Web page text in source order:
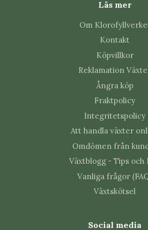
Kontrollera nya blad och
regelbundet så upptäcks
Vanliga frågor
Hur ljust ska Anthurium
'Variegata' 12 cm stå?
Ljust utan stark direkt sol. Flytta
Hur ofta ska Anthurium
'Variegata' 12 cm vattnas?
stå blöt. Hur ofta det blir beror på
Läs mer
Om
Kontakt
Köpvillkor
Reklamation
Ångra köp
Fraktpolicy
Integritetspolicy
Att handla växter
Omdömen från
Växtblogg - Tips och
Vanliga frågor
Växtskötsel
Social media